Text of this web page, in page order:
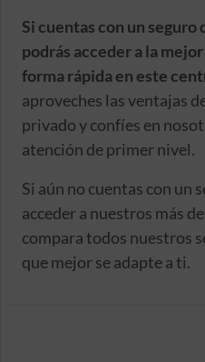
Si cuentas con un seguro
podrás acceder a la
forma rápida en este
aproveches las ventajas
privado y confíes en
atención de primer nivel.
Si aún no cuentas con un
acceder a nuestros más
compara todos nuestros
que mejor se adapte a ti.